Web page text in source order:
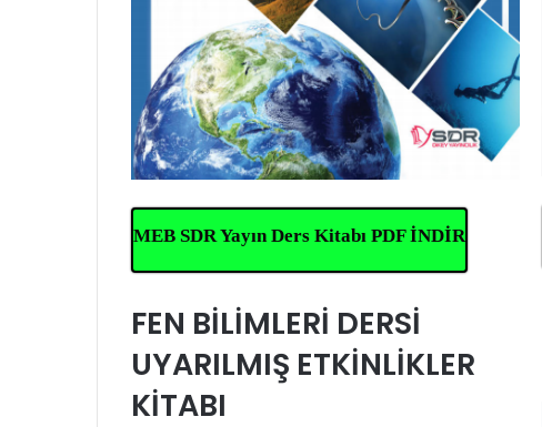
MEB SDR Yayın Ders Kitabı PDF İNDİR
FEN BİLİMLERİ DERSİ
UYARILMIŞ ETKİNLİKLER
KİTABI